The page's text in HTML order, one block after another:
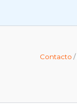
Contacto /